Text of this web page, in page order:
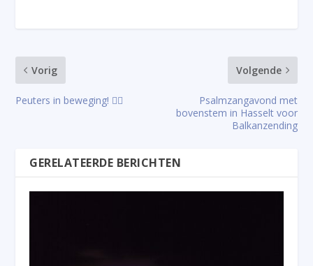
Vorig
Peuters in beweging! 🤸‍♂️
Volgende
Psalmzangavond met
bovenstem in Hasselt voor
Balkanzending
GERELATEERDE BERICHTEN